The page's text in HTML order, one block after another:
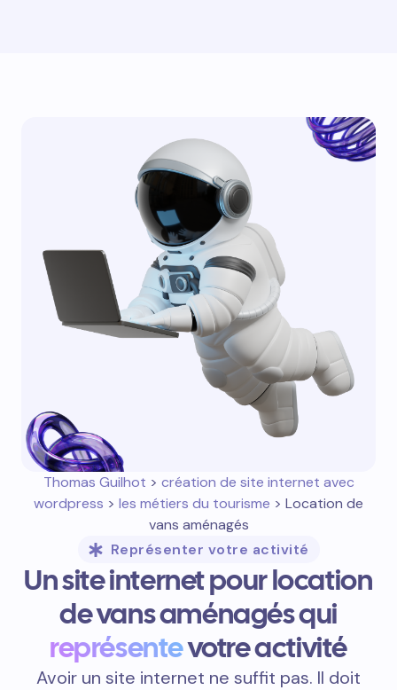
Thomas Guilhot > création de site internet avec
wordpress > les métiers du tourisme > Location de
vans aménagés
Représenter votre activité
Un site internet pour location
de vans aménagés qui
représentevotre activité
Avoir un site internet ne suffit pas. Il doit